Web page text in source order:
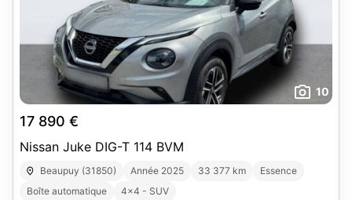
10
17 890 €
Nissan Juke DIG-T 114 BVM
Beaupuy (31850) Année 2025 33 377 km
Essence
Boîte automatique
4x4 - SUV